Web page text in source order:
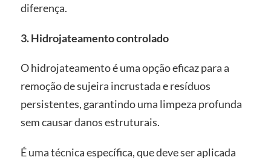
diferença.
3. Hidrojateamento controlado
O hidrojateamento é uma opção eficaz para a
remoção de sujeira incrustada e resíduos
persistentes, garantindo uma limpeza profunda
sem causar danos estruturais.
É uma técnica específica, que deve ser aplicada